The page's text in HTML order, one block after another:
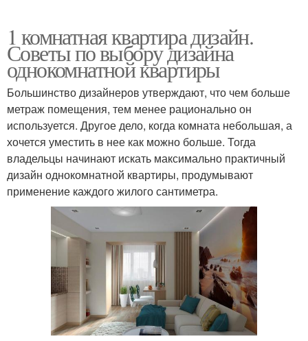
1 комнатная квартира дизайн.
Советы по выбору дизайна
однокомнатной квартиры
Большинство дизайнеров утверждают, что чем больше
метраж помещения, тем менее рационально он
используется. Другое дело, когда комната небольшая, а
хочется уместить в нее как можно больше. Тогда
владельцы начинают искать максимально практичный
дизайн однокомнатной квартиры, продумывают
применение каждого жилого сантиметра.